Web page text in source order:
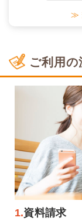
≫
ご利用の
1.資料請求